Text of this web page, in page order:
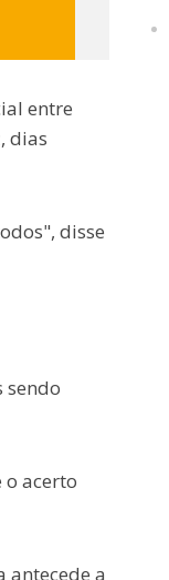
entre
dias
disse
sendo
o acerto
antecede a